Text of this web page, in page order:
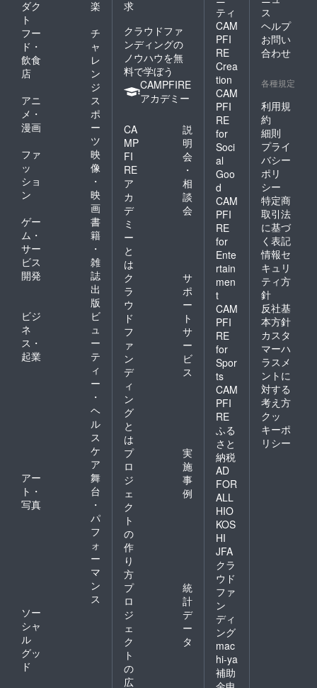
ダク
ト
楽
フー
ド・
飲食
店
チ
ャ
レ
ン
ジ
アニ
メ・
漫画
ス
ポ
ー
ツ
ファ
ッ
ショ
ン
映
像
・
映
画
ゲー
ム・
サー
ビス
開発
書
籍
・
雑
誌
出
版
ビジ
ネ
ス・
起業
ビ
ュ
ー
テ
ィ
ー
・
ヘ
ル
ス
ケ
ア
アー
ト・
写真
舞
台
・
パ
フ
ォ
ー
マ
ン
ス
ソー
シャ
ル
グッ
ド
求
クラウドファ
ンディングの
ノウハウを無
料で学ぼう
CAMPFIRE
アカデミー
CA
MP
FI
RE
ア
カ
デ
ミ
ー
と
は
説
明
会
・
相
談
会
ク
ラ
ウ
ド
フ
ァ
ン
デ
ィ
ン
グ
と
は
サ
ポ
ー
ト
サ
ー
ビ
ス
プ
ロ
ジ
ェ
ク
ト
の
作
り
方
実
施
事
例
プ
ロ
ジ
ェ
ク
ト
の
広
統
計
デ
ー
タ
ティ
CAM
PFI
RE
Crea
tion
CAM
PFI
RE
for
Soci
al
Goo
d
CAM
PFI
RE
for
Ente
rtain
men
t
CAM
PFI
RE
for
Spor
ts
CAM
PFI
RE
ふる
さと
納税
AD
FOR
ALL
HIO
KOS
HI
JFA
クラ
ウド
ファ
ン
ディ
ング
mac
hi-ya
補助
ス
ヘルプ
お問い
合わせ
各種規定
利用規
約
細則
プライ
バシー
ポリ
シー
特定商
取引法
に基づ
く表記
情報セ
キュリ
ティ方
針
反社基
本方針
カスタ
マーハ
ラスメ
ントに
対する
考え方
クッ
キーポ
リシー